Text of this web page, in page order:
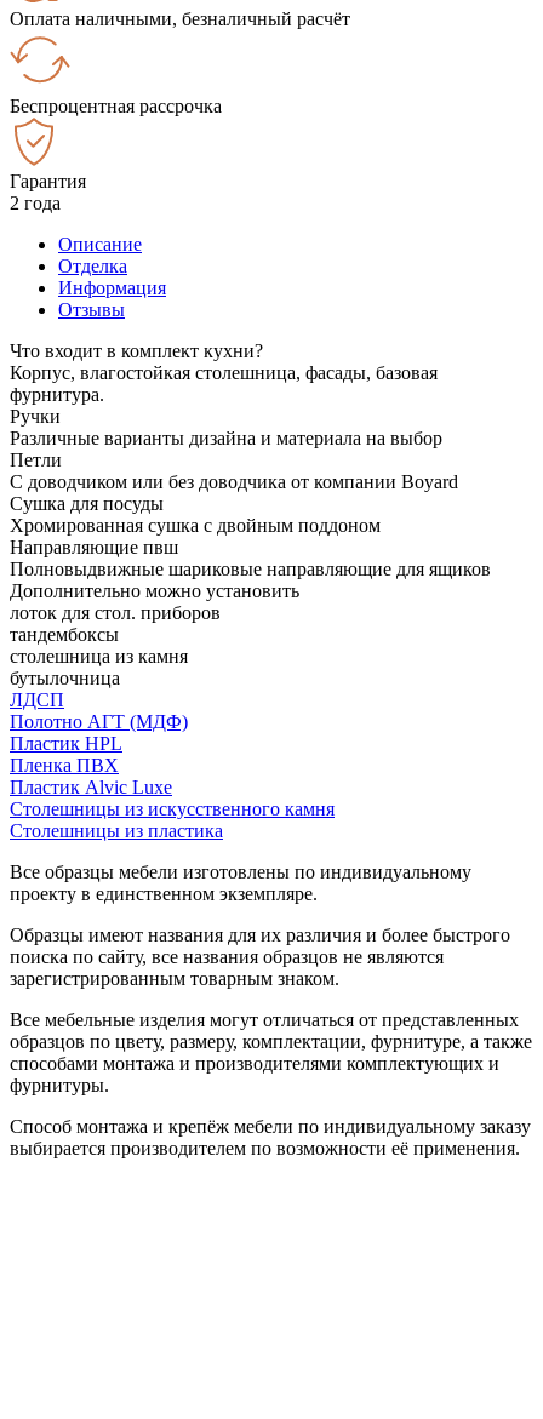
Оплата наличными, безналичный расчёт
Беспроцентная рассрочка
Гарантия
2 года
Описание
Отделка
Информация
Отзывы
Что входит в комплект кухни?
Корпус, влагостойкая столешница, фасады, базовая
фурнитура.
Ручки
Различные варианты дизайна и материала на выбор
Петли
С доводчиком или без доводчика от компании Boyard
Сушка для посуды
Хромированная сушка с двойным поддоном
Направляющие пвш
Полновыдвижные шариковые направляющие для ящиков
Дополнительно можно установить
лоток для стол. приборов
тандембоксы
столешница из камня
бутылочница
ЛДСП
Полотно АГТ (МДФ)
Пластик HPL
Пленка ПВХ
Пластик Alvic Luxe
Столешницы из искусственного камня
Столешницы из пластика
Все образцы мебели изготовлены по индивидуальному
проекту в единственном экземпляре.
Образцы имеют названия для их различия и более быстрого
поиска по сайту, все названия образцов не являются
зарегистрированным товарным знаком.
Все мебельные изделия могут отличаться от представленных
образцов по цвету, размеру, комплектации, фурнитуре, а также
способами монтажа и производителями комплектующих и
фурнитуры.
Способ монтажа и крепёж мебели по индивидуальному заказу
выбирается производителем по возможности её применения.